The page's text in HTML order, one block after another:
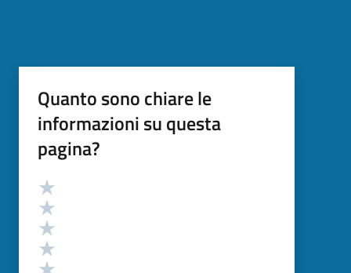
Quanto sono chiare le
informazioni su questa
pagina?
Valutazione